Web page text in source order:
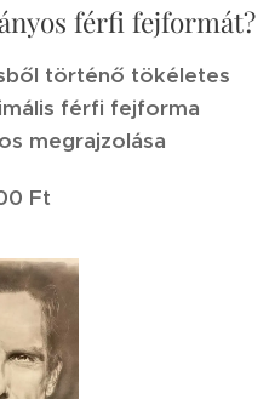
férfi fejformát?
történő tökéletes
férfi fejforma
megrajzolása
Ft